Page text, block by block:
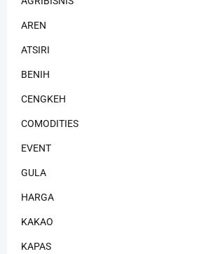
AREN
ATSIRI
BENIH
CENGKEH
COMODITIES
EVENT
GULA
HARGA
KAKAO
KAPAS